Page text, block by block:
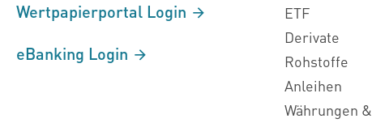
Wertpapierportal Login
eBanking Login
ETF
Derivate
Rohstoffe
Anleihen
Währungen